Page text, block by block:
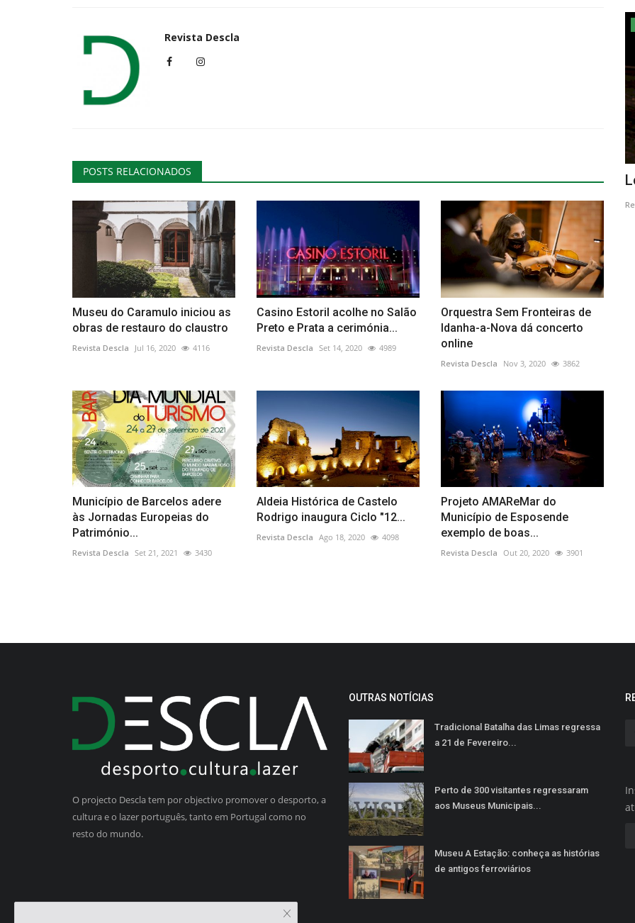
Revista Descla
POSTS RELACIONADOS
Museu do Caramulo iniciou as
obras de restauro do claustro
Revista Descla Jul 16, 2020 4116
Casino Estoril acolhe no Salão
Preto e Prata a cerimónia...
Revista Descla Set 14, 2020 4989
Orquestra Sem Fronteiras de
Idanha-a-Nova dá concerto
online
Revista Descla Nov 3, 2020 3862
Município de Barcelos adere
às Jornadas Europeias do
Património...
Revista Descla Set 21, 2021 3430
Aldeia Histórica de Castelo
Rodrigo inaugura Ciclo "12...
Revista Descla Ago 18, 2020 4098
Projeto AMAReMar do
Município de Esposende
exemplo de boas...
Revista Descla Out 20, 2020 3901
“A Espanhola Art & Lar” vence
concurso de montras de Natal...
Revista Descla Dez 14, 2021
Setúbal Cantofest, festival de ópera em
edição online
Ago 17, 2020 4252
O projecto Descla tem por objectivo promover o desporto, a
cultura e o lazer português, tanto em Portugal como no
resto do mundo.
OUTRAS NOTÍCIAS
Tradicional Batalha das Limas regressa
a 21 de Fevereiro...
Perto de 300 visitantes regressaram
aos Museus Municipais...
Museu A Estação: conheça as histórias
de antigos ferroviários